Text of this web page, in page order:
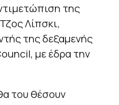
της
Λίπσκι,
της δεξαμενής
με έδρα την
του θέσουν